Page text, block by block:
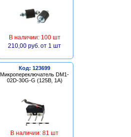
В наличии: 100 шт
210,00 руб. от 1 шт
Код: 123699
Микропереключатель DM1-
02D-30G-G (125В, 1А)
В наличии: 81 шт